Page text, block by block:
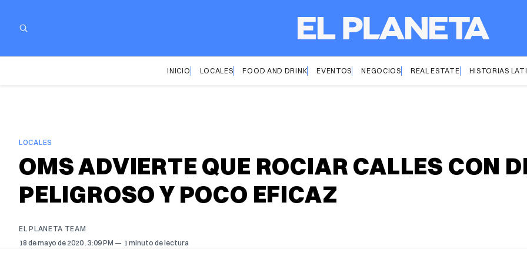
INICIO LOCALES FOOD AND DRINK EVENTOS NEGOCIOS REAL ESTATE HISTORIAS
LOCALES
OMS ADVIERTE QUE ROCIAR CALLES CON
PELIGROSO Y POCO EFICAZ
EL PLANETA TEAM
18 de mayo de 2020 . 3:09 PM 1 minuto de lectura